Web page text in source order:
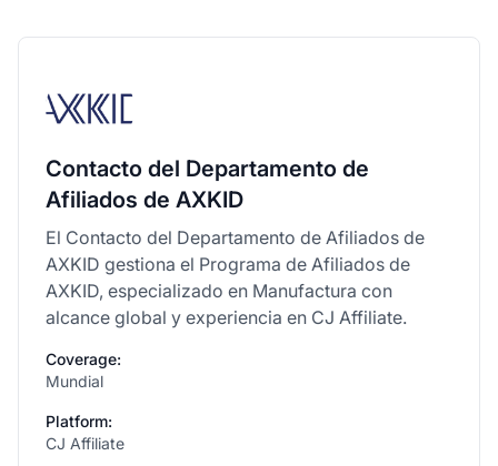
Contacto del Departamento de
Afiliados de AXKID
El Contacto del Departamento de Afiliados de
AXKID gestiona el Programa de Afiliados de
AXKID, especializado en Manufactura con
alcance global y experiencia en CJ Affiliate.
Coverage:
Mundial
Platform:
CJ Affiliate